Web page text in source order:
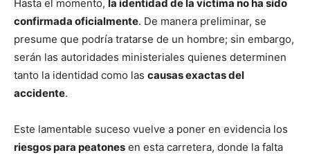
Hasta el momento, la identidad de la víctima no ha sido
confirmada oficialmente. De manera preliminar, se
presume que podría tratarse de un hombre; sin embargo,
serán las autoridades ministeriales quienes determinen
tanto la identidad como las causas exactas del
accidente.
Este lamentable suceso vuelve a poner en evidencia los
riesgos para peatones en esta carretera, donde la falta